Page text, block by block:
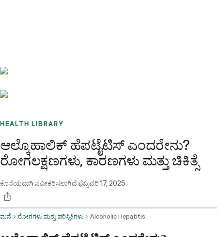
HEALTH LIBRARY
ಆಲ್ಕೊಹಾಲಿಕ್ ಹೆಪಟೈಟಿಸ್ ಎಂದರೇನು?
ರೋಗಲಕ್ಷಣಗಳು, ಕಾರಣಗಳು ಮತ್ತು ಚಿಕಿತ್ಸೆ
ಕೊನೆಯದಾಗಿ ನವೀಕರಿಸಲಾಗಿದೆಫೆಬ್ರವರಿ 17, 2025
ಮನೆ ರೋಗಗಳು ಮತ್ತು ಪರಿಸ್ಥಿತಿಗಳು Alcoholic Hepatitis